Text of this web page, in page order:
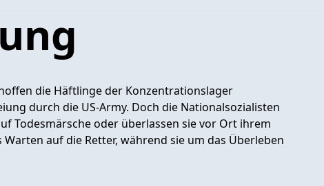
die Häftlinge der Konzentrationslager
durch die US-Army. Doch die Nationalsozialisten
Todesmärsche oder überlassen sie vor Ort ihrem
auf die Retter, während sie um das Überleben